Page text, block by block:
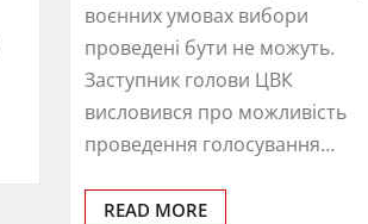
воєнних умовах вибори
проведені бути не можуть.
Заступник голови ЦВК
висловився про можливість
проведення голосування…
READ MORE